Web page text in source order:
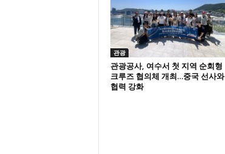
관광
관광공사, 여수서 첫 지역 순회형
크루즈 협의체 개최…중국 선사와
협력 강화